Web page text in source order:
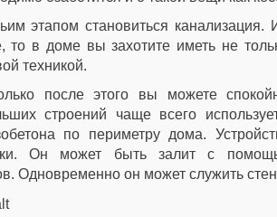
этапом становиться
то в доме вы захотите иметь не
техникой.
после этого вы можете
строений чаще всего
по периметру дома.
Он может быть залит с
Одновременно он может служить